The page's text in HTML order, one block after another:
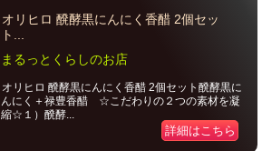
オリヒロ 醗酵黒にんにく香醋 2個セッ
ト...
まるっとくらしのお店
オリヒロ 醗酵黒にんにく香醋 2個セット醗酵黒に
んにく＋禄豊香醋 ☆こだわりの２つの素材を凝
縮☆１）醗酵...
詳細はこちら